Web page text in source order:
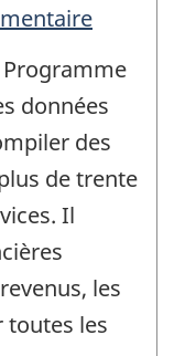
données
des
de trente
Il
les
toutes les